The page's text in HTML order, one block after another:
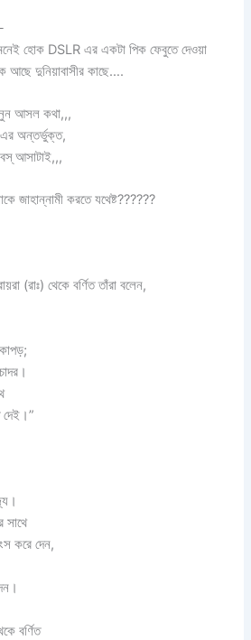
হোক DSLR এর একটা পিক ফেবুতে দেওয়া
আছে দুনিয়াবাসীর কাছে….
আসল কথা,,,
অন্তর্ভুক্ত,
আসাটাই,,,
জাহান্নামী করতে যথেষ্ট??????
(রাঃ) থেকে বর্ণিত তাঁরা বলেন,
দেই।”
সাথে
করে দেন,
বর্ণিত